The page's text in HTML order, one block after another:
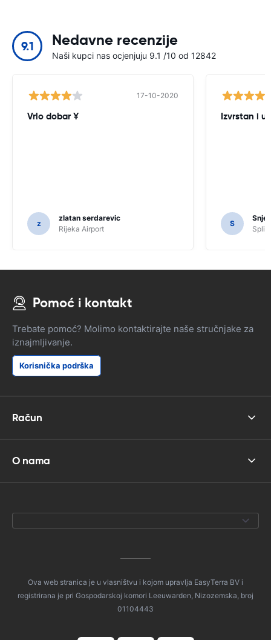
9.1 Nedavne recenzije
Naši kupci nas ocjenjuju 9.1 /10 od 12842
17-10-2020
Vrlo dobar ¥
z
zlatan serdarevic
Rijeka Airport
Izvrstan i
S
Split
Pomoć i kontakt
Trebate pomoć? Molimo kontaktirajte naše stručnjake za
iznajmljivanje.
Korisnička podrška
Račun
O nama
Ova web stranica je u vlasništvu i kojom upravlja EasyTerra BV i
registrirana je pri Gospodarskoj komori Leeuwarden, Nizozemska, broj
01104443